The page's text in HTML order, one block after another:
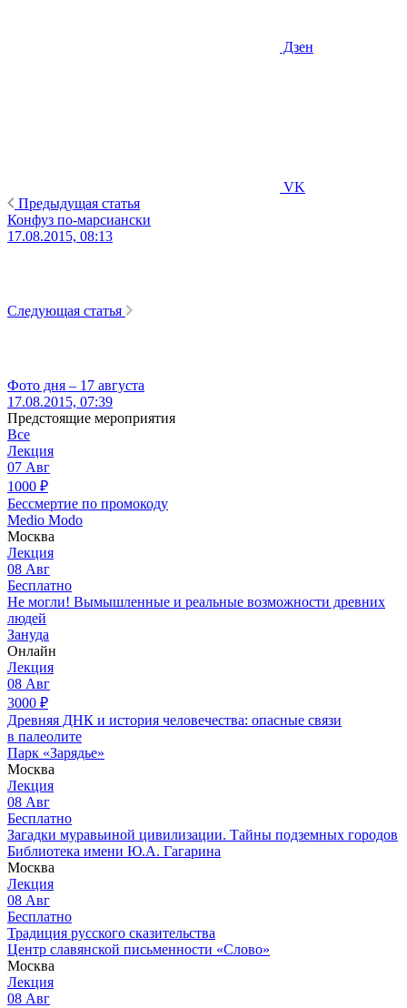
Дзен
VK
Предыдущая статья
Конфуз по-марсиански
17.08.2015, 08:13
Следующая статья
Фото дня – 17 августа
17.08.2015, 07:39
Предстоящие мероприятия
Все
Лекция
07 Авг
1000 ₽
Бессмертие по промокоду
Medio Modo
Москва
Лекция
08 Авг
Бесплатно
Не могли! Вымышленные и реальные возможности древних
людей
Зануда
Онлайн
Лекция
08 Авг
3000 ₽
Древняя ДНК и история человечества: опасные связи
в палеолите
Парк «Зарядье»
Москва
Лекция
08 Авг
Бесплатно
Загадки муравьиной цивилизации. Тайны подземных городов
Библиотека имени Ю.А. Гагарина
Москва
Лекция
08 Авг
Бесплатно
Традиция русского сказительства
Центр славянской письменности «Слово»
Москва
Лекция
08 Авг